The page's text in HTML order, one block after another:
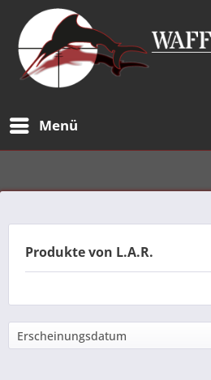
Menü
Produkte von L.A.R.